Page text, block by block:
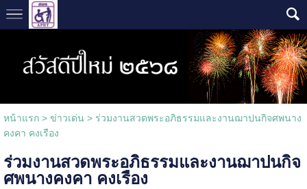
หน้าแรก> ข่าวเด่น > ร่วมงานสวดพระอภิธรรมและงานฌาปนกิจศพนาง
คงคา คงเรือง
ร่วมงานสวดพระอภิธรรมและงานฌาปนกิจ
ศพนางคงคา คงเรือง